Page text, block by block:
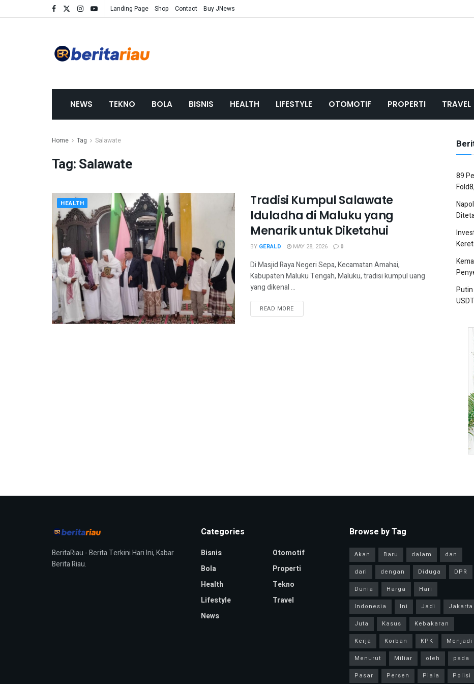
Landing Page Shop Contact Buy JNews
NEWS TEKNO BOLA BISNIS HEALTH LIFESTYLE OTOMOTIF PROPERTI TRAVEL
Home Tag Salawate
Tag:Salawate
HEALTH
Tradisi Kumpul Salawate
Iduladha di Maluku yang
Menarik untuk Diketahui
BY GERALD MAY 28, 2026 0
Di Masjid Raya Negeri Sepa, Kecamatan Amahai,
Kabupaten Maluku Tengah, Maluku, tradisi kumpul uang
yang dikenal ...
READ MORE
89
Putin
USDT
BeritaRiau - Berita Terkini Hari Ini, Kabar
Berita Riau.
Categories
Bisnis
Bola
Health
Lifestyle
News
Otomotif
Properti
Tekno
Travel
Browse by Tag
Akan Baru dalam
dan
dari
dengan Diduga
DPR
Dunia
Harga
Hari
Indonesia
Ini Jadi
Jakarta
Juta
Kasus
Kebakaran
Kerja
Korban KPK
Menjadi
Menurut
Miliar oleh
pada
Pasar
Persen Piala Polisi